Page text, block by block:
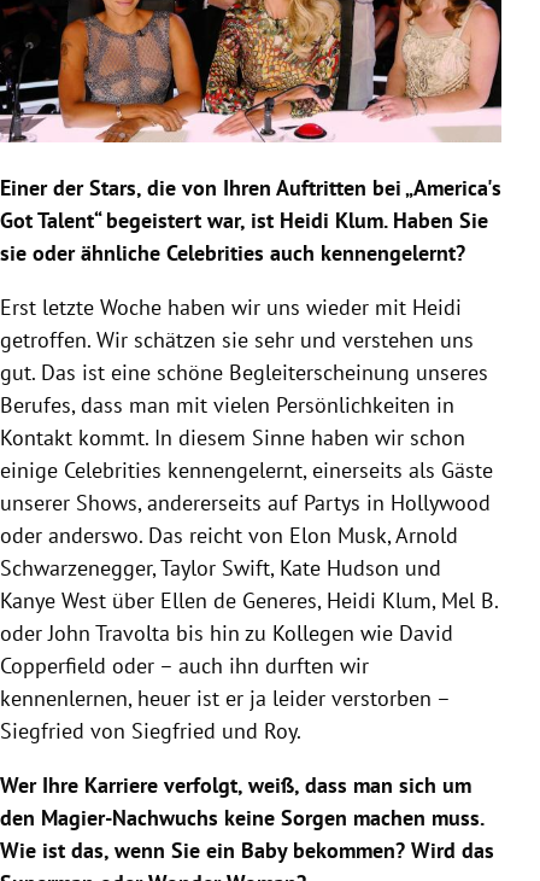
Einer der Stars, die von Ihren Auftritten bei „America's
Got Talent“ begeistert war, ist Heidi Klum. Haben Sie
sie oder ähnliche Celebrities auch kennengelernt?
Erst letzte Woche haben wir uns wieder mit Heidi
getroffen. Wir schätzen sie sehr und verstehen uns
gut. Das ist eine schöne Begleiterscheinung unseres
Berufes, dass man mit vielen Persönlichkeiten in
Kontakt kommt. In diesem Sinne haben wir schon
einige Celebrities kennengelernt, einerseits als Gäste
unserer Shows, andererseits auf Partys in Hollywood
oder anderswo. Das reicht von Elon Musk, Arnold
Schwarzenegger, Taylor Swift, Kate Hudson und
Kanye West über Ellen de Generes, Heidi Klum, Mel B.
oder John Travolta bis hin zu Kollegen wie David
Copperfield oder – auch ihn durften wir
kennenlernen, heuer ist er ja leider verstorben –
Siegfried von Siegfried und Roy.
Wer Ihre Karriere verfolgt, weiß, dass man sich um
den Magier-Nachwuchs keine Sorgen machen muss.
Wie ist das, wenn Sie ein Baby bekommen? Wird das